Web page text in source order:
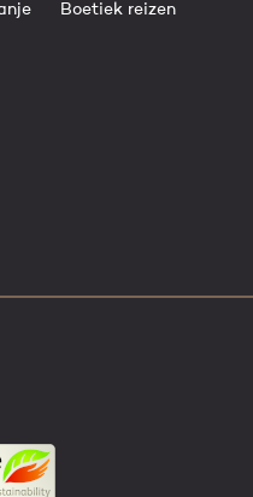
Boetiek reizen